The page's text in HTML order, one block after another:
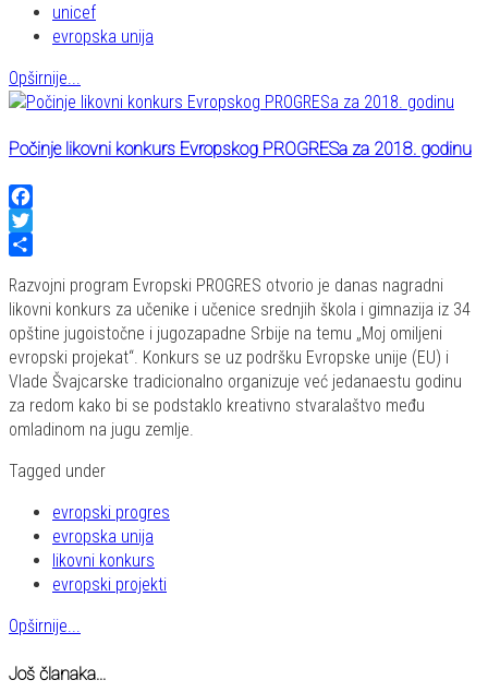
unicef
evropska unija
Opširnije...
Počinje likovni konkurs Evropskog PROGRESa za 2018. godinu
Facebook
Twitter
Razvojni program Evropski PROGRES otvorio je danas nagradni
likovni konkurs za učenike i učenice srednjih škola i gimnazija iz 34
opštine jugoistočne i jugozapadne Srbije na temu „Moj omiljeni
evropski projekat“. Konkurs se uz podršku Evropske unije (EU) i
Vlade Švajcarske tradicionalno organizuje već jedanaestu godinu
za redom kako bi se podstaklo kreativno stvaralaštvo među
omladinom na jugu zemlje.
Tagged under
evropski progres
evropska unija
likovni konkurs
evropski projekti
Opširnije...
Još članaka...